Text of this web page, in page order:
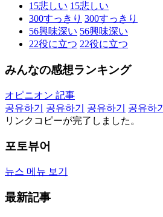
15悲しい 15悲しい
300すっきり 300すっきり
56興味深い 56興味深い
22役に立つ 22役に立つ
みんなの感想ランキング
オピニオン 記事
공유하기
공유하기 공유하기 공유하기
リンクコピーが完了しました。
포토뷰어
뉴스 메뉴 보기
最新記事